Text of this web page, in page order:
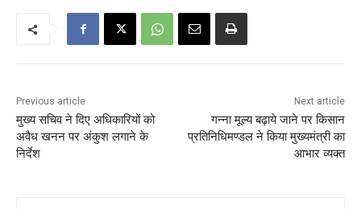
Previous article
मुख्य सचिव ने दिए अधिकारियों को
अवैध खनन पर अंकुश लगाने के
निर्देश
Next article
गन्ना मूल्य बढ़ाये जाने पर किसान
प्रतिनिधिमण्डल ने किया मुख्यमंत्री का
आभार व्यक्त